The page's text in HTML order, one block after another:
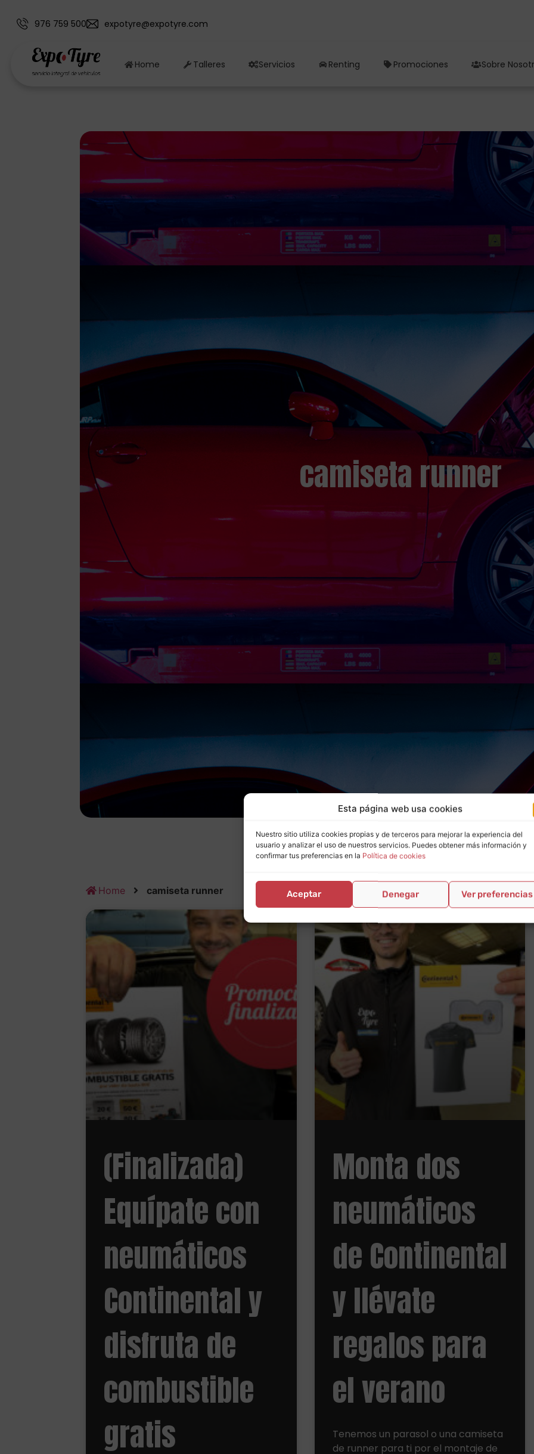
Esta página web usa cookies
Nuestro sitio utiliza cookies propias y de terceros para mejorar la experiencia del
usuario y analizar el uso de nuestros servicios. Puedes obtener más información y
confirmar tus preferencias en la Política de cookies
Aceptar Denegar Ver preferencias
976 759 500 expotyre@expotyre.com
Home Talleres Servicios Renting Promociones Sobre
camiseta runner
Home camiseta runner
(Finalizada)
Equípate con
neumáticos
Continental y
disfruta de
combustible
gratis
Monta dos
neumáticos
de Continental
y llévate
regalos para
el verano
Tenemos un parasol o una camiseta
de runner para ti por el montaje de